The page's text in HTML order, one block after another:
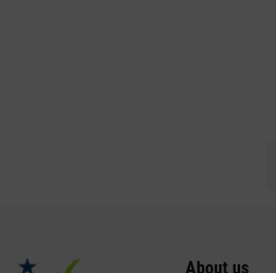
About us